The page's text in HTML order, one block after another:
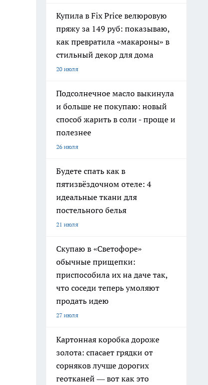
Купила в Fix Price велюровую
пряжу за 149 руб: показываю,
как превратила «макароны» в
стильный декор для дома
20 июля
Подсолнечное масло выкинула
и больше не покупаю: новый
способ жарить в соли - проще и
полезнее
26 июля
Будете спать как в
пятизвёздочном отеле: 4
идеальные ткани для
постельного белья
21 июля
Скупаю в «Светофоре»
обычные прищепки:
приспособила их на даче так,
что соседи теперь умоляют
продать идею
27 июля
Картонная коробка дороже
золота: спасает грядки от
сорняков лучше дорогих
геотканей — вот как это